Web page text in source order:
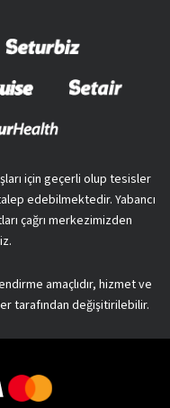
için geçerli olup tesisler
edebilmektedir. Yabancı
çağrı merkezimizden
amaçlıdır, hizmet ve
tarafından değişitirilebilir.